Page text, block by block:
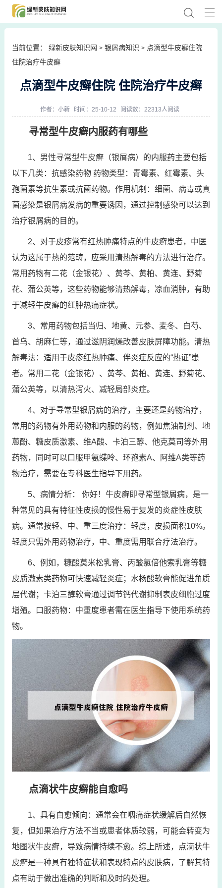
当前位置： 绿新皮肤知识网 > 银屑病知识 > 点滴型牛皮癣住院
住院治疗牛皮癣
点滴型牛皮癣住院 住院治疗牛皮癣
作者： 小新 时间：25-10-12 阅读数：22313人阅读
寻常型牛皮癣内服药有哪些
1、男性寻常型牛皮癣（银屑病）的内服药主要包括
以下几类：抗感染药物 药物类型：青霉素、红霉素、头
孢菌素等抗生素或抗菌药物。作用机制：细菌、病毒或真
菌感染是银屑病发病的重要诱因，通过控制感染可以达到
治疗银屑病的目的。
2、对于皮疹常有红热肿痛特点的牛皮癣患者，中医
认为这属于热的范畴，应采用清热解毒的方法进行治疗。
常用药物有二花（金银花）、黄芩、黄柏、黄连、野菊
花、蒲公英等，这些药物能够清热解毒，凉血消肿，有助
于减轻牛皮癣的红肿热痛症状。
3、常用药物包括当归、地黄、元参、麦冬、白芍、
首乌、胡麻仁等，通过滋阴润燥改善皮肤屏障功能。清热
解毒法：适用于皮疹红热肿痛、伴炎症反应的“热证”患
者。常用二花（金银花）、黄芩、黄柏、黄连、野菊花、
蒲公英等，以清热泻火、减轻局部炎症。
4、对于寻常型银屑病的治疗，主要还是药物治疗，
常用的药物有外用药物和内服的药物，例如焦油制剂、地
蒽酚、糖皮质激素、维A酸、卡泊三醇、他克莫司等外用
药物，同时可以口服甲氨蝶呤、环孢素A、阿维A类等药
物治疗，需要在专科医生指导下用药。
5、病情分析： 你好！牛皮癣即寻常型银屑病，是一
种常见的具有特征性皮损的慢性易于复发的炎症性皮肤
病。通常按轻、中、重三度治疗：轻度，皮损面积10%。
轻度只需外用药物治疗，中、重度需用联合疗法治疗。
6、例如，糠酸莫米松乳膏、丙酸氯倍他索乳膏等糖
皮质激素类药物可快速减轻炎症；水杨酸软膏能促进角质
层代谢；卡泊三醇软膏通过调节钙代谢抑制表皮细胞过度
增殖。口服药物：中重度患者需在医生指导下使用系统药
物。
点滴状牛皮癣能自愈吗
1、具有自愈倾向：通常会在咽痛症状缓解后自然恢
复，但如果治疗方法不当或患者体质较弱，可能会转变为
地图状牛皮癣，导致病情持续不愈。综上所述，点滴状牛
皮癣是一种具有独特症状和表现特点的皮肤病，了解其特
点有助于做出准确的判断和及时的处理。